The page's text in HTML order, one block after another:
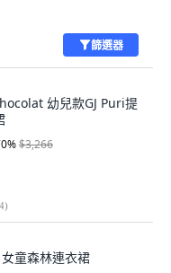
篩選器
幼兒款GJ Puri提
%$3,266
4)
童森林連衣裙